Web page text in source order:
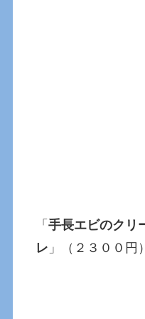
「手長エビのクリ
レ 」（２３００円）